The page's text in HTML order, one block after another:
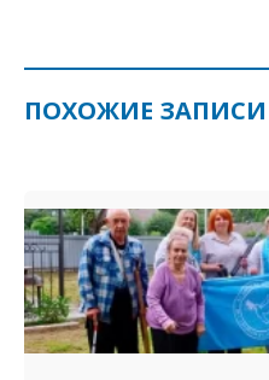
ПОХОЖИЕ ЗАПИСИ